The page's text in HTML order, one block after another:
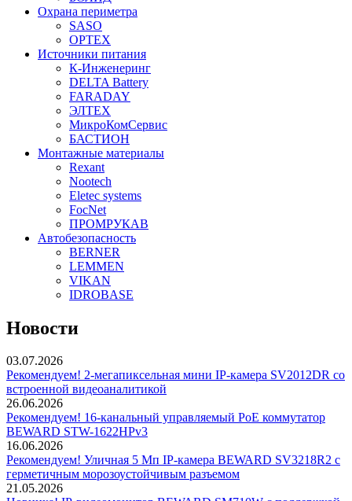
Охрана периметра
SASO
OPTEX
Источники питания
К-Инженеринг
DELTA Battery
FARADAY
ЭЛТЕХ
МикроКомСервис
БАСТИОН
Монтажные материалы
Rexant
Nootech
Eletec systems
FocNet
ПРОМРУКАВ
Автобезопасность
BERNER
LEMMEN
VIKAN
IDROBASE
Новости
03.07.2026
Рекомендуем! 2-мегапиксельная мини IP-камера SV2012DR со
встроенной видеоаналитикой
26.06.2026
Рекомендуем! 16-канальный управляемый PoE коммутатор
BEWARD STW-1622HPv3
16.06.2026
Рекомендуем! Уличная 5 Мп IP-камера BEWARD SV3218R2 с
герметичным морозоустойчивым разъемом
21.05.2026